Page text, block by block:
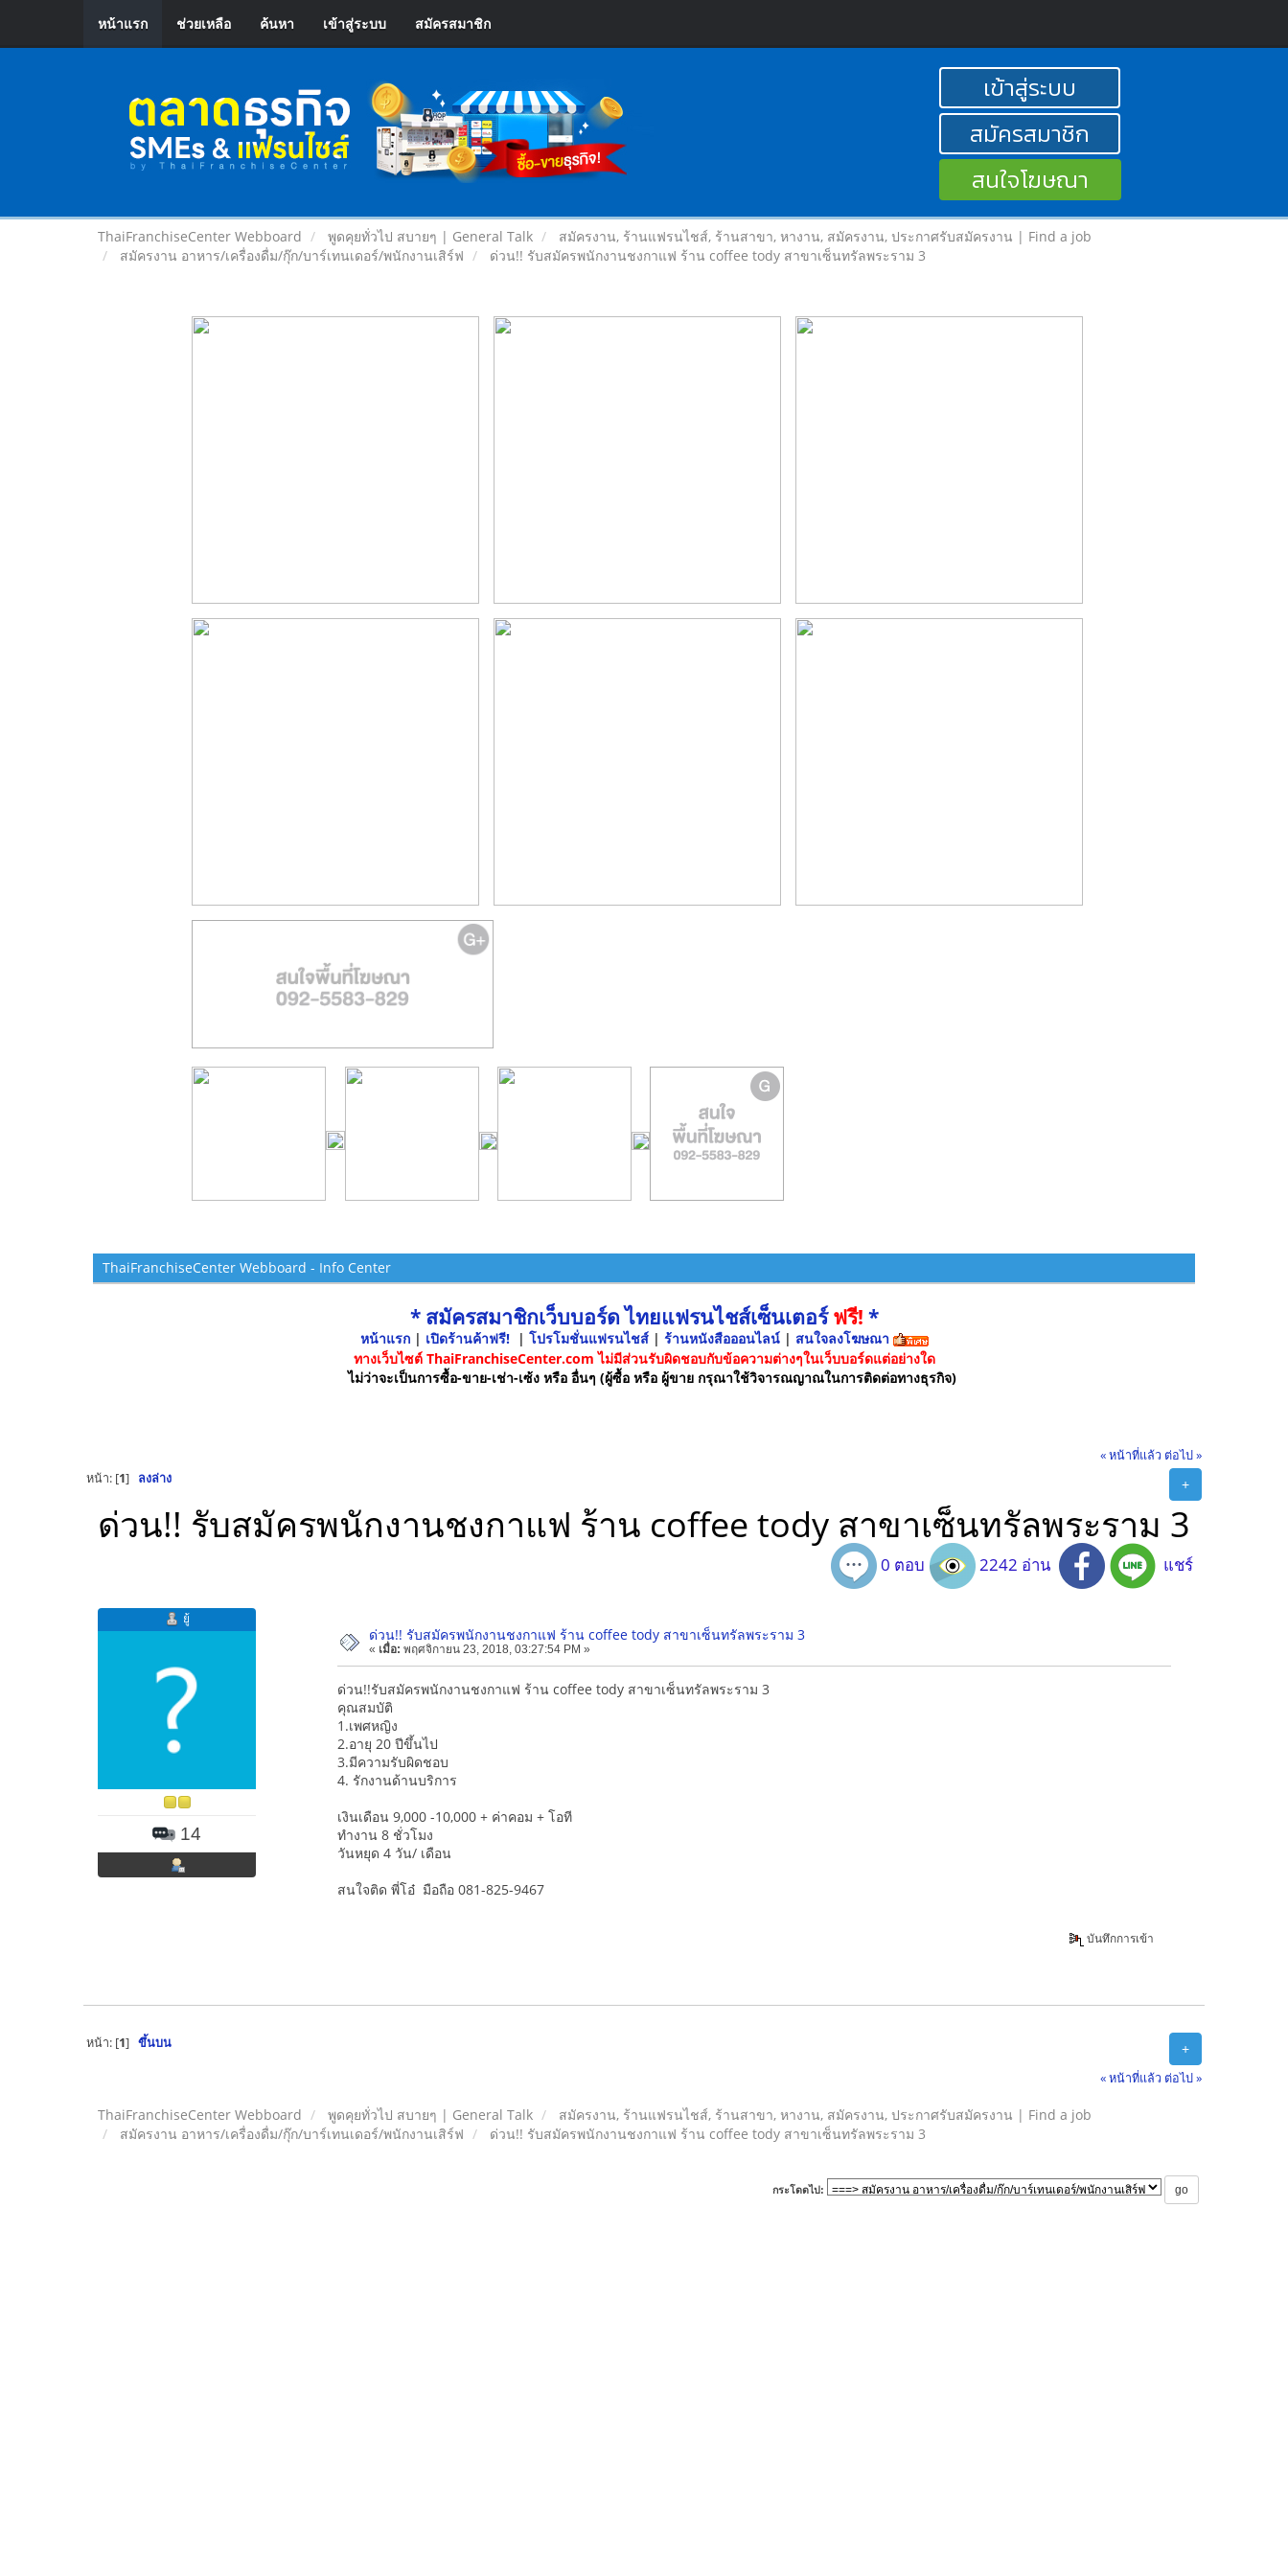
หน้าแรก ช่วยเหลือ ค้นหา เข้าสู่ระบบ สมัครสมาชิก
เข้าสู่ระบบ
สมัครสมาชิก
สนใจโฆษณา
ThaiFranchiseCenter Webboard พูดคุยทั่วไป สบายๆ | General Talk
สมัครงาน, ร้านแฟรนไชส์, ร้านสาขา, หางาน, สมัครงาน, ประกาศรับสมัครงาน | Find a job
สมัครงาน อาหาร/เครื่องดื่ม/กุ๊ก/บาร์เทนเดอร์/พนักงานเสิร์ฟ
ด่วน!! รับสมัครพนักงานชงกาแฟ ร้าน coffee tody สาขาเซ็นทรัลพระราม 3
ThaiFranchiseCenter Webboard - Info Center
* สมัครสมาชิกเว็บบอร์ด ไทยแฟรนไชส์เซ็นเตอร์ฟรี! *
หน้าแรก| เปิดร้านค้าฟรี! | โปรโมชั่นแฟรนไชส์ | ร้านหนังสือออนไลน์ | สนใจลงโฆษณา
ทางเว็บไซต์ ThaiFranchiseCenter.com ไม่มีส่วนรับผิดชอบกับข้อความต่างๆในเว็บบอร์ดแต่อย่างใด
ไม่ว่าจะเป็นการซื้อ-ขาย-เช่า-เซ้ง หรือ อื่นๆ (ผู้ซื้อ หรือ ผู้ขาย กรุณาใช้วิจารณญาณในการติดต่อทางธุรกิจ)
« หน้าที่แล้ว ต่อไป »
+
หน้า: [1] ลงล่าง
ด่วน!! รับสมัครพนักงานชงกาแฟ ร้าน coffee tody สาขาเซ็นทรัลพระราม 3
0 ตอบ 2242 อ่าน แชร์
ยู้
14
ด่วน!! รับสมัครพนักงานชงกาแฟ ร้าน coffee tody สาขาเซ็นทรัลพระราม 3
« เมื่อ: พฤศจิกายน 23, 2018, 03:27:54 PM »
ด่วน!!รับสมัครพนักงานชงกาแฟ ร้าน coffee tody สาขาเซ็นทรัลพระราม 3
คุณสมบัติ
1.เพศหญิง
2.อายุ 20 ปีขึ้นไป
3.มีความรับผิดชอบ
4. รักงานด้านบริการ
เงินเดือน 9,000 -10,000 + ค่าคอม + โอที
ทำงาน 8 ชั่วโมง
วันหยุด 4 วัน/ เดือน
สนใจติด พี่โอ๋ มือถือ 081-825-9467
บันทึกการเข้า
+
หน้า: [1] ขึ้นบน
« หน้าที่แล้ว ต่อไป »
ThaiFranchiseCenter Webboard พูดคุยทั่วไป สบายๆ | General Talk
สมัครงาน, ร้านแฟรนไชส์, ร้านสาขา, หางาน, สมัครงาน, ประกาศรับสมัครงาน | Find a job
สมัครงาน อาหาร/เครื่องดื่ม/กุ๊ก/บาร์เทนเดอร์/พนักงานเสิร์ฟ
ด่วน!! รับสมัครพนักงานชงกาแฟ ร้าน coffee tody สาขาเซ็นทรัลพระราม 3
กระโดดไป: